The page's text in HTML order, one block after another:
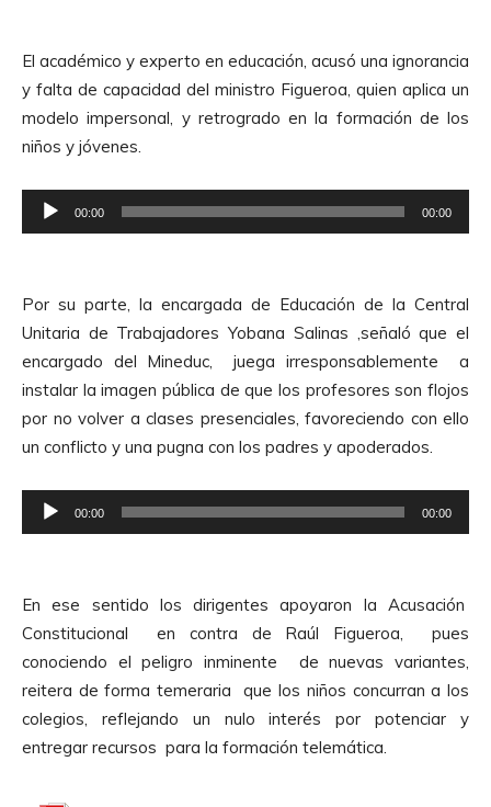
e
A
u
d
o
d
u
c
t
e
A
u
d
i
o
El académico y experto en educación, acusó una ignorancia
y falta de capacidad del ministro Figueroa, quien aplica un
modelo impersonal, y retrogrado en la formación de los
niños y jóvenes.
e
o
d
u
c
t
o
r
u
d
i
o
00:00 00:00
Por su parte, la encargada de Educación de la Central
Unitaria de Trabajadores Yobana Salinas ,señaló que el
encargado del Mineduc, juega irresponsablemente a
instalar la imagen pública de que los profesores son flojos
por no volver a clases presenciales, favoreciendo con ello
un conflicto y una pugna con los padres y apoderados.
e
o
d
u
c
t
o
00:00 00:00
En ese sentido los dirigentes apoyaron la Acusación
Constitucional en contra de Raúl Figueroa, pues
conociendo el peligro inminente de nuevas variantes,
reitera de forma temeraria que los niños concurran a los
colegios, reflejando un nulo interés por potenciar y
entregar recursos para la formación telemática.